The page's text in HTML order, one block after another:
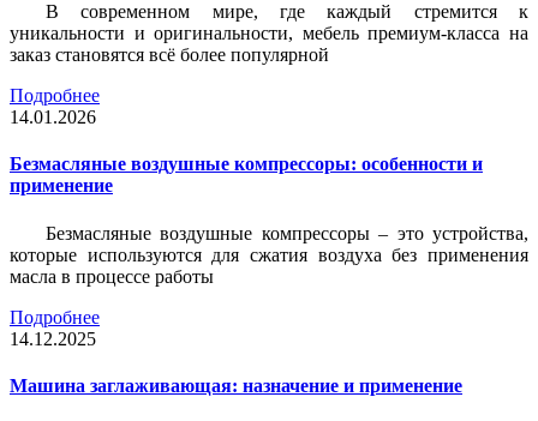
В современном мире, где каждый стремится к
уникальности и оригинальности, мебель премиум-класса на
заказ становятся всё более популярной
Подробнее
14.01.2026
Безмасляные воздушные компрессоры: особенности и
применение
Безмасляные воздушные компрессоры – это устройства,
которые используются для сжатия воздуха без применения
масла в процессе работы
Подробнее
14.12.2025
Машина заглаживающая: назначение и применение